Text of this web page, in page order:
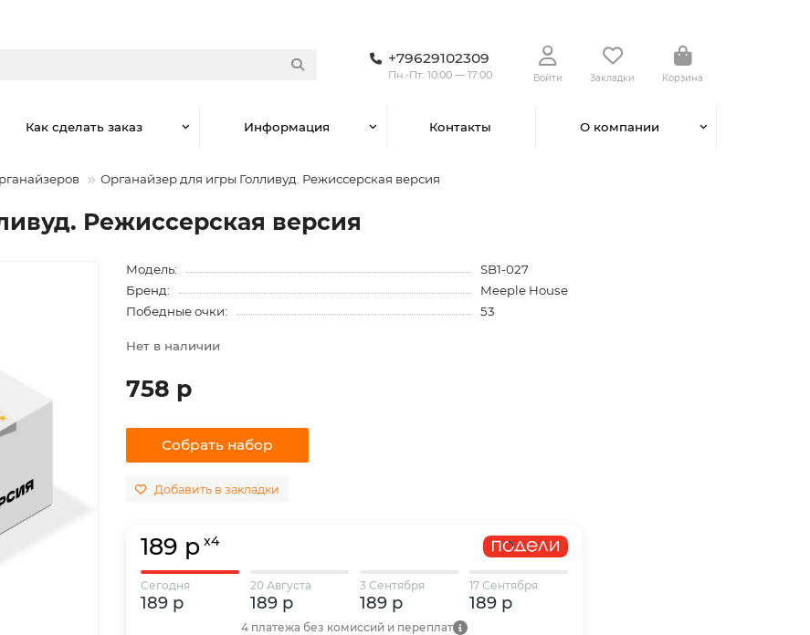
+79629102309
Пн.-Пт.: 10:00 — 17:00 Войти Закладки Корзина
Как сделать заказ Информация Контакты О компании
Органайзер для игры Голливуд. Режиссерская версия
Режиссерская версия
Модель:
SB1-027
Бренд:
Meeple House
Победные очки:
53
Нет в наличии
758 р
Собрать набор
Добавить в закладки
189 р x4
Сегодня
189 р
20 Августа
189 р
3 Сентября
189 р
17 Сентября
189 р
4 платежа без комиссий и переплат